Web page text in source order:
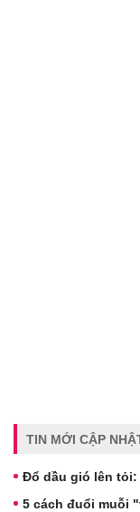
TIN MỚI CẬP
Đổ dầu gió lên tỏi:
5 cách đuổi muỗi